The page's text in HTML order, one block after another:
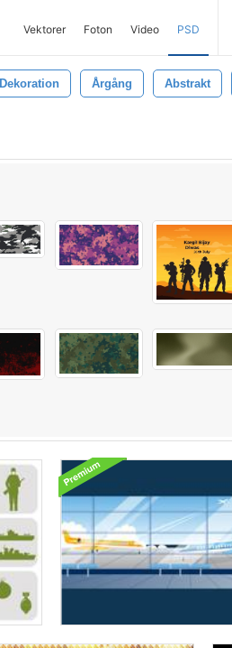
Vektorer Foton Video PSD
Dekoration Årgång Abstrakt